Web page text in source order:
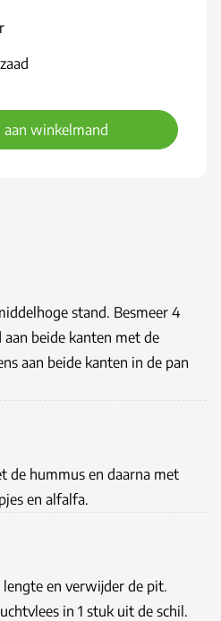
aan winkelmand
stand. Besmeer 4
beide kanten met de
aan beide kanten in de pan
de hummus en daarna met
en alfalfa.
lengte en verwijder de pit.
in 1 stuk uit de schil.